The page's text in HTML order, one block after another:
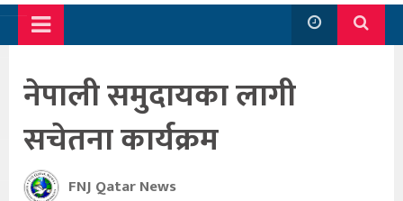
नेपाली समुदायका लागी
सचेतना कार्यक्रम
FNJ Qatar News